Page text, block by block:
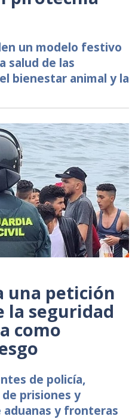
un modelo festivo
salud de las
bienestar animal y la
una petición
la seguridad
como
de policía,
prisiones y
y fronteras